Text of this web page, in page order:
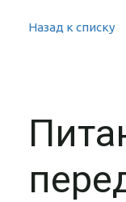
Назад к списку